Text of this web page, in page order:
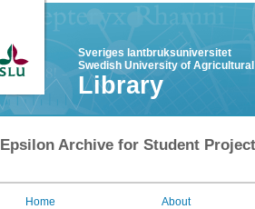
Sveriges lantbruksuniversitet
Swedish University of
Library
Epsilon Archive for Student
Home About